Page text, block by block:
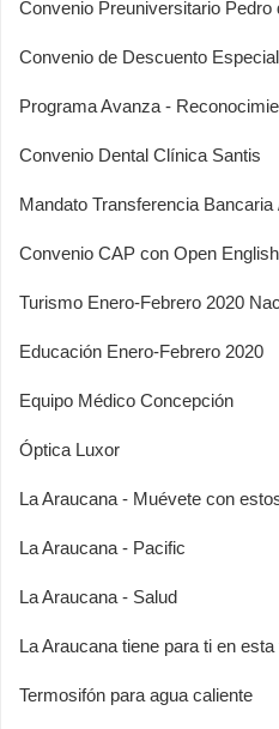
Convenio Preuniversitario Pedro
Convenio de Descuento
Programa Avanza -
Convenio Dental Clínica Santis
Mandato Transferencia
Convenio CAP con Open English
Turismo Enero-Febrero 2020
Educación Enero-Febrero 2020
Equipo Médico Concepción
Óptica Luxor
La Araucana - Muévete con
La Araucana - Pacific
La Araucana - Salud
La Araucana tiene para ti en
Termosifón para agua caliente